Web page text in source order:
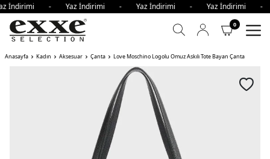
İndirimi - Yaz İndirimi - Yaz İndirimi - Yaz
0
Anasayfa Kadın Aksesuar Çanta Love Moschino Logolu Omuz Askılı Tote Bayan Çanta